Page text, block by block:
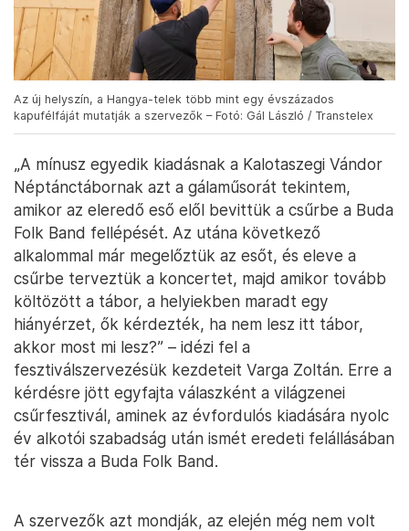
Az új helyszín, a Hangya-telek több mint egy évszázados
kapufélfáját mutatják a szervezők – Fotó: Gál László / Transtelex
„A mínusz egyedik kiadásnak a Kalotaszegi Vándor
Néptánctábornak azt a gálaműsorát tekintem,
amikor az eleredő eső elől bevittük a csűrbe a Buda
Folk Band fellépését. Az utána következő
alkalommal már megelőztük az esőt, és eleve a
csűrbe terveztük a koncertet, majd amikor tovább
költözött a tábor, a helyiekben maradt egy
hiányérzet, ők kérdezték, ha nem lesz itt tábor,
akkor most mi lesz?” – idézi fel a
fesztiválszervezésük kezdeteit Varga Zoltán. Erre a
kérdésre jött egyfajta válaszként a világzenei
csűrfesztivál, aminek az évfordulós kiadására nyolc
év alkotói szabadság után ismét eredeti felállásában
tér vissza a Buda Folk Band.
A szervezők azt mondják, az elején még nem volt